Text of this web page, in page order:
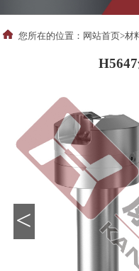
您所在的位置： 网站首页>材
<